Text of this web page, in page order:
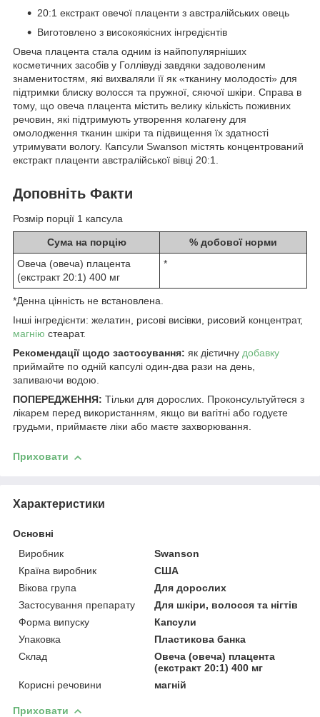
20:1 екстракт овечої плаценти з австралійських овець
Виготовлено з високоякісних інгредієнтів
Овеча плацента стала одним із найпопулярніших
косметичних засобів у Голлівуді завдяки задоволеним
знаменитостям, які вихваляли її як «тканину молодості» для
підтримки блиску волосся та пружної, сяючої шкіри. Справа в
тому, що овеча плацента містить велику кількість поживних
речовин, які підтримують утворення колагену для
омолодження тканин шкіри та підвищення їх здатності
утримувати вологу. Капсули Swanson містять концентрований
екстракт плаценти австралійської вівці 20:1.
Доповніть Факти
Розмір порції 1 капсула
Сума на порцію
% добової норми
Овеча (овеча) плацента
(екстракт 20:1) 400 мг
*
*Денна цінність не встановлена.
Інші інгредієнти: желатин, рисові висівки, рисовий концентрат,
магнію стеарат.
Рекомендації щодо застосування: як дієтичну добавку
приймайте по одній капсулі один-два рази на день,
запиваючи водою.
ПОПЕРЕДЖЕННЯ: Тільки для дорослих. Проконсультуйтеся з
лікарем перед використанням, якщо ви вагітні або годуєте
грудьми, приймаєте ліки або маєте захворювання.
Приховати
Характеристики
Основні
Виробник
Swanson
Країна виробник
США
Вікова група
Для дорослих
Застосування препарату
Для шкіри, волосся та нігтів
Форма випуску
Капсули
Упаковка
Пластикова банка
Склад
Овеча (овеча) плацента
(екстракт 20:1) 400 мг
Корисні речовини
магній
Приховати